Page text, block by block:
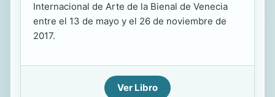
Internacional de Arte de la Bienal de Venecia
entre el 13 de mayo y el 26 de noviembre de
2017.
Ver Libro